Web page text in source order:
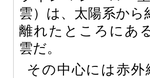
雲）は、太陽系から
離れたところにあ
雲だ。
その中心には赤外